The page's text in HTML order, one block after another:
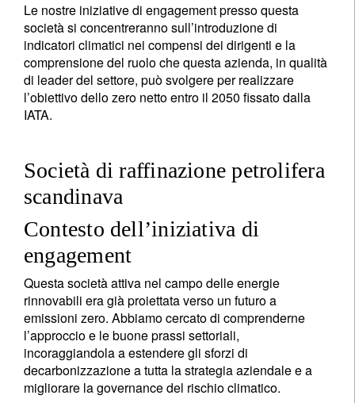
Le nostre iniziative di engagement presso questa
società si concentreranno sull’introduzione di
indicatori climatici nei compensi dei dirigenti e la
comprensione del ruolo che questa azienda, in qualità
di leader del settore, può svolgere per realizzare
l’obiettivo dello zero netto entro il 2050 fissato dalla
IATA.
Società di raffinazione petrolifera
scandinava
Contesto dell’iniziativa di
engagement
Questa società attiva nel campo delle energie
rinnovabili era già proiettata verso un futuro a
emissioni zero. Abbiamo cercato di comprenderne
l’approccio e le buone prassi settoriali,
incoraggiandola a estendere gli sforzi di
decarbonizzazione a tutta la strategia aziendale e a
migliorare la governance del rischio climatico.